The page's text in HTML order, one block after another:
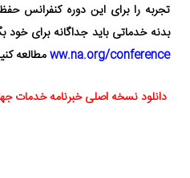
تجربه را برای این دوره کنفرانس
بدنه خدماتی باید جداگانه برای خود
ww.na.org/conferenceمطالعه
دانلود نسخه اصلی خبرنامه خدمات